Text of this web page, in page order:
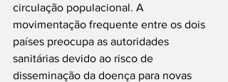
circulação populacional. A
movimentação frequente entre os dois
países preocupa as autoridades
sanitárias devido ao risco de
disseminação da doença para novas